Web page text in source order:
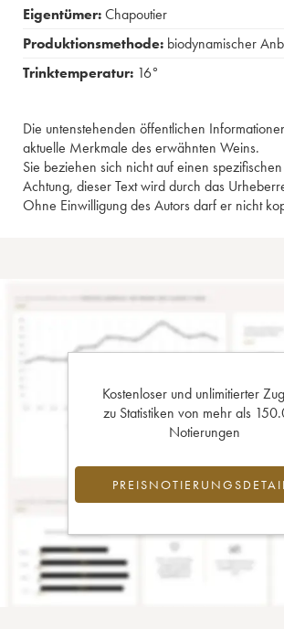
Eigentümer:Chapoutier
Produktionsmethode: biodynamischer
Trinktemperatur: 16°
Die untenstehenden öffentlichen
aktuelle Merkmale des erwähnten Weins.
Sie beziehen sich nicht auf einen
Achtung, dieser Text wird durch das
Ohne Einwilligung des Autors darf er nicht
Kostenloser und unlimitierter
zu Statistiken von mehr als
Notierungen